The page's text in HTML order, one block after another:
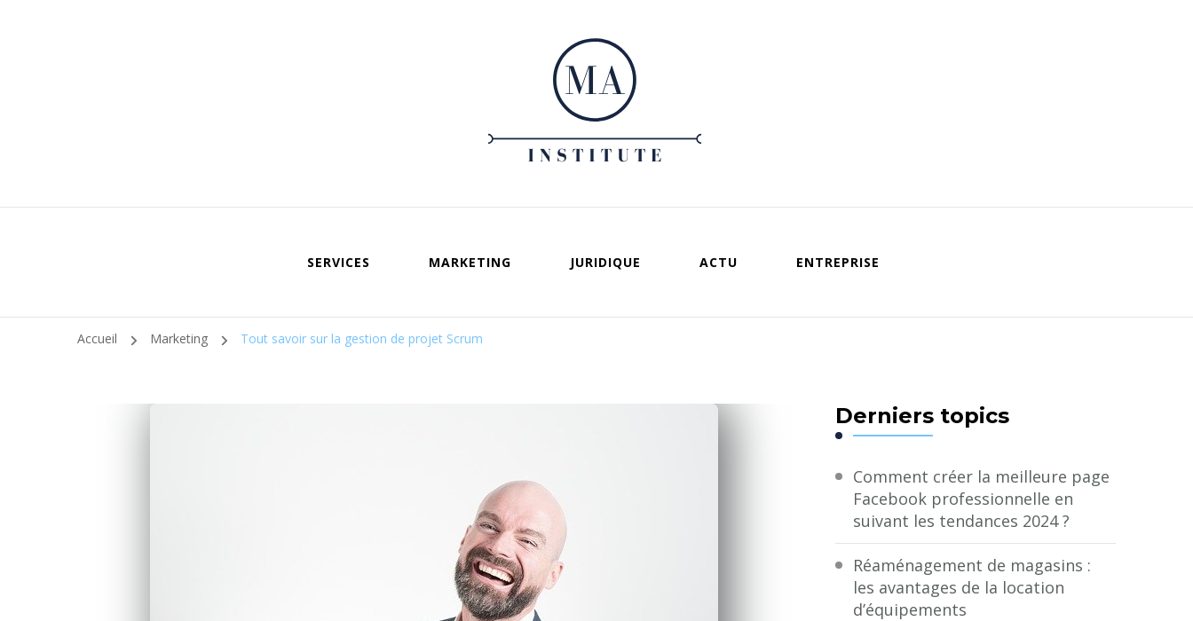
Ma institute
Votre guide vers un entreprenariat réussi
SERVICES MARKETING JURIDIQUE ACTU ENTREPRISE
Accueil Marketing Tout savoir sur la gestion de projet Scrum
Derniers topics
Comment créer la meilleure page
Facebook professionnelle en
suivant les tendances 2024 ?
Réaménagement de magasins :
les avantages de la location
d’équipements